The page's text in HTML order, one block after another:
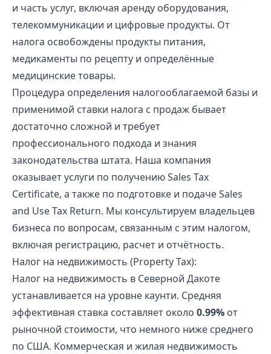
и часть услуг, включая аренду оборудования,
телекоммуникации и цифровые продукты. От
налога освобождены продукты питания,
медикаменты по рецепту и определённые
медицинские товары.
Процедура определения налогооблагаемой базы и
применимой ставки налога с продаж бывает
достаточно сложной и требует
профессионального подхода и знания
законодательства штата. Наша компания
оказывает услуги по получению Sales Tax
Certificate, а также по подготовке и подаче Sales
and Use Tax Return. Мы консультируем владельцев
бизнеса по вопросам, связанным с этим налогом,
включая регистрацию, расчет и отчётность.
Налог на недвижимость (Property Tax):
Налог на недвижимость в Северной Дакоте
устанавливается на уровне каунти. Средняя
эффективная ставка составляет около0.99% от
рыночной стоимости, что немного ниже среднего
по США. Коммерческая и жилая недвижимость